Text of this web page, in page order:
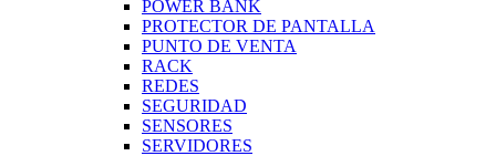
POWER BANK
PROTECTOR DE PANTALLA
PUNTO DE VENTA
RACK
REDES
SEGURIDAD
SENSORES
SERVIDORES